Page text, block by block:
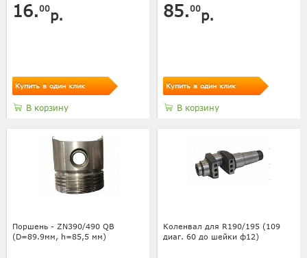
16.00р.
Купить в один клик
В корзину
85.00р.
Купить в один клик
В корзину
Поршень - ZN390/490 QB
(D=89.9мм, h=85,5 мм)
Коленвал для R190/195 (109
диаг. 60 до шейки ф12)